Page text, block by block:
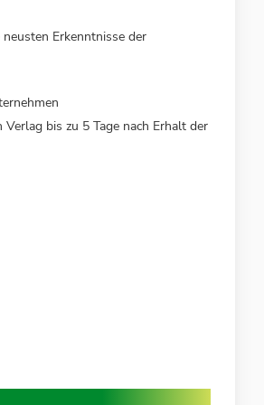
Erkenntnisse der
bis zu 5 Tage nach Erhalt der